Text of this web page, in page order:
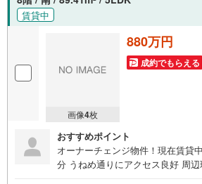
賃貸中
画像4枚
880万円
成約でもらえる
おすすめポイント
オーナーチェンジ物件！現在賃貸
分 うねめ通りにアクセス良好 周